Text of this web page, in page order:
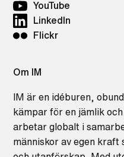
YouTube
LinkedIn
Flickr
Om IM
IM är en idéburen,
kämpar för en jämlik
arbetar globalt i
människor av egen kraft